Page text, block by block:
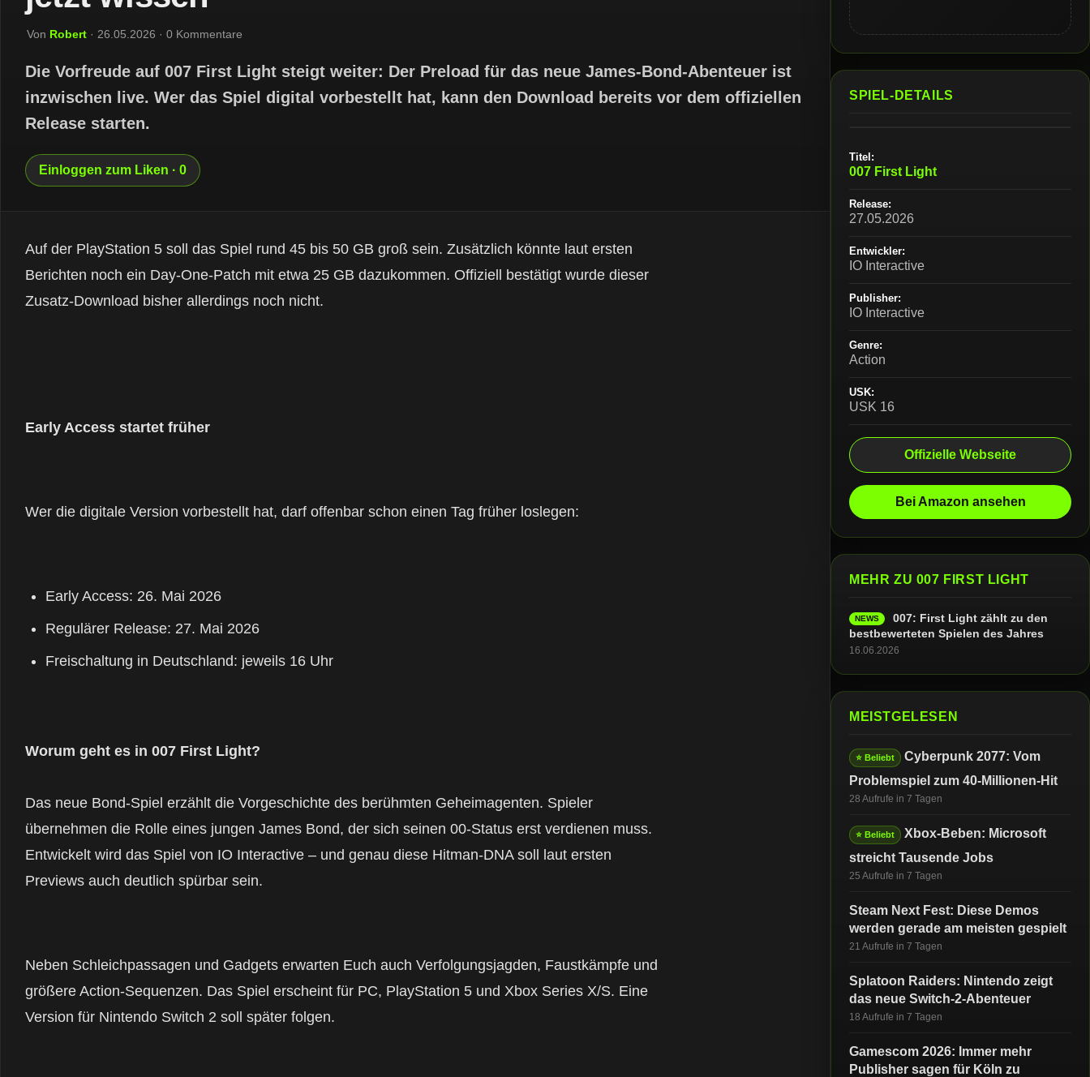
Von Robert · 26.05.2026 · 0 Kommentare
Die Vorfreude auf 007 First Light steigt weiter: Der Preload für das neue James-Bond-Abenteuer ist
inzwischen live. Wer das Spiel digital vorbestellt hat, kann den Download bereits vor dem offiziellen
Release starten.
Einloggen zum Liken · 0
Auf der PlayStation 5 soll das Spiel rund 45 bis 50 GB groß sein. Zusätzlich könnte laut ersten
Berichten noch ein Day-One-Patch mit etwa 25 GB dazukommen. Offiziell bestätigt wurde dieser
Zusatz-Download bisher allerdings noch nicht.
Early Access startet früher
Wer die digitale Version vorbestellt hat, darf offenbar schon einen Tag früher loslegen:
Early Access: 26. Mai 2026
Regulärer Release: 27. Mai 2026
Freischaltung in Deutschland: jeweils 16 Uhr
Worum geht es in 007 First Light?
Das neue Bond-Spiel erzählt die Vorgeschichte des berühmten Geheimagenten. Spieler
übernehmen die Rolle eines jungen James Bond, der sich seinen 00-Status erst verdienen muss.
Entwickelt wird das Spiel von IO Interactive – und genau diese Hitman-DNA soll laut ersten
Previews auch deutlich spürbar sein.
Neben Schleichpassagen und Gadgets erwarten Euch auch Verfolgungsjagden, Faustkämpfe und
größere Action-Sequenzen. Das Spiel erscheint für PC, PlayStation 5 und Xbox Series X/S. Eine
Version für Nintendo Switch 2 soll später folgen.
SPIEL-DETAILS
Titel:
007 First Light
Release:
27.05.2026
Entwickler:
IO Interactive
Publisher:
IO Interactive
Genre:
Action
USK:
USK 16
Offizielle Webseite
Bei Amazon ansehen
MEHR ZU 007 FIRST LIGHT
NEWS
007: First Light zählt zu den
bestbewerteten Spielen des Jahres
16.06.2026
MEISTGELESEN
⭐ Beliebt
Cyberpunk 2077: Vom
Problemspiel zum 40-Millionen-Hit
28 Aufrufe in 7 Tagen
⭐ Beliebt
Xbox-Beben: Microsoft
streicht Tausende Jobs
25 Aufrufe in 7 Tagen
Steam Next Fest: Diese Demos
werden gerade am meisten gespielt
21 Aufrufe in 7 Tagen
Splatoon Raiders: Nintendo zeigt
das neue Switch-2-Abenteuer
18 Aufrufe in 7 Tagen
Gamescom 2026: Immer mehr
Publisher sagen für Köln zu